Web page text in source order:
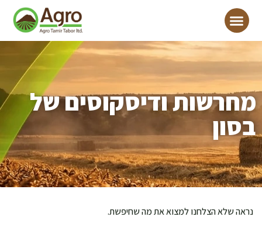
מחרשות ודיסקוסים של
בסון
נראה שלא הצלחנו למצוא את מה שחיפשת.